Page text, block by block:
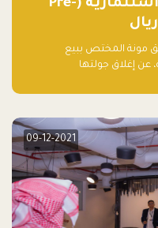
تطبيق مونة يغلق جولة استثمارية (Pre-
مونة المختص ببيع
عن إغلاق جولتها
المحدودة وتسارع القابضة
09-12-2021